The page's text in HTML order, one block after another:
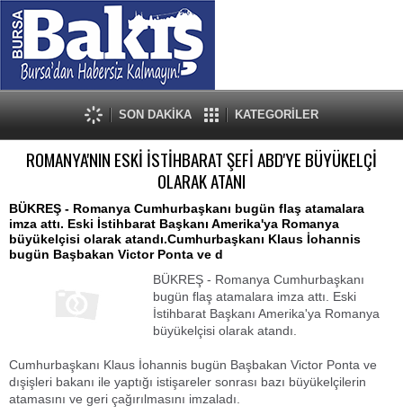
SON DAKİKA KATEGORİLER
ROMANYA'NIN ESKİ İSTİHBARAT ŞEFİ ABD'YE BÜYÜKELÇİ
OLARAK ATANI
BÜKREŞ - Romanya Cumhurbaşkanı bugün flaş atamalara
imza attı. Eski İstihbarat Başkanı Amerika'ya Romanya
büyükelçisi olarak atandı.Cumhurbaşkanı Klaus İohannis
bugün Başbakan Victor Ponta ve d
BÜKREŞ - Romanya Cumhurbaşkanı
bugün flaş atamalara imza attı. Eski
İstihbarat Başkanı Amerika'ya Romanya
büyükelçisi olarak atandı.
Cumhurbaşkanı Klaus İohannis bugün Başbakan Victor Ponta ve
dışişleri bakanı ile yaptığı istişareler sonrası bazı büyükelçilerin
atamasını ve geri çağırılmasını imzaladı.